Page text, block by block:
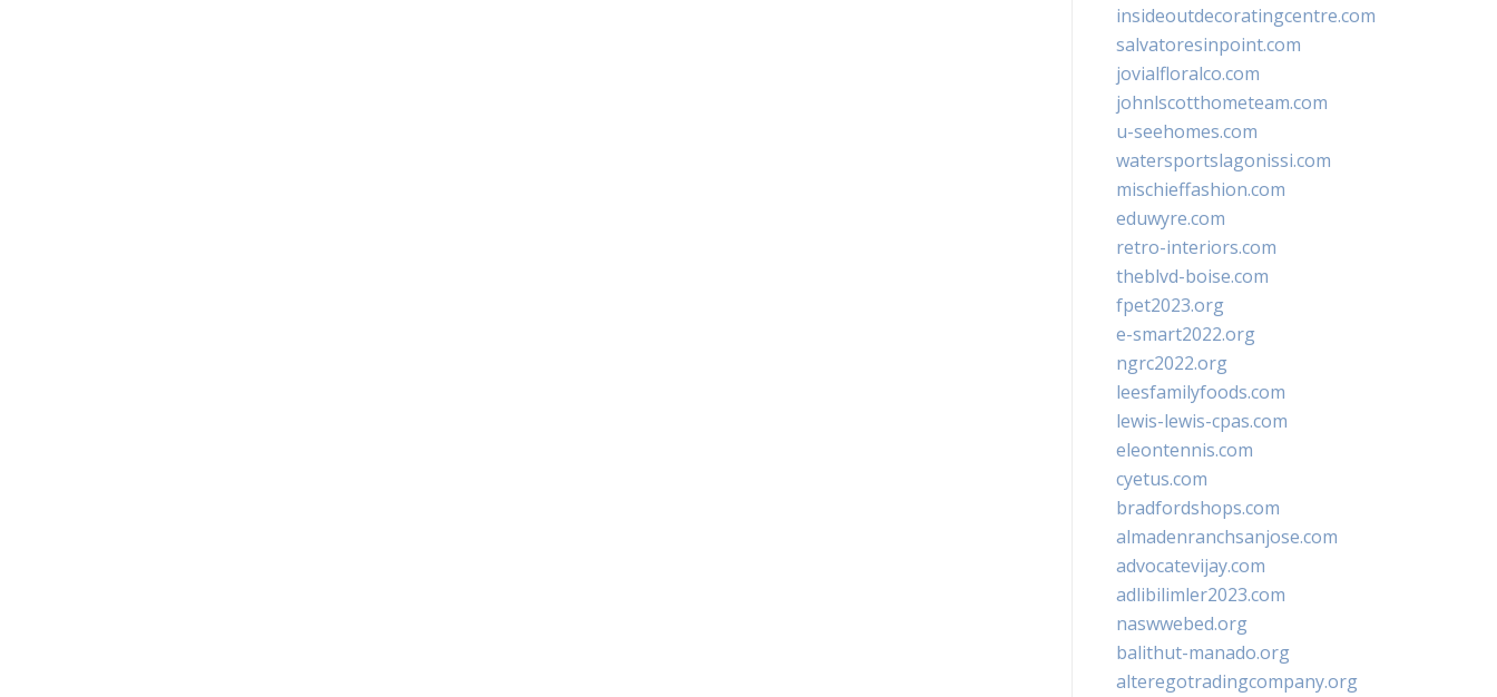
insideoutdecoratingcentre.com
salvatoresinpoint.com
jovialfloralco.com
johnlscotthometeam.com
u-seehomes.com
watersportslagonissi.com
mischieffashion.com
eduwyre.com
retro-interiors.com
theblvd-boise.com
fpet2023.org
e-smart2022.org
ngrc2022.org
leesfamilyfoods.com
lewis-lewis-cpas.com
eleontennis.com
cyetus.com
bradfordshops.com
almadenranchsanjose.com
advocatevijay.com
adlibilimler2023.com
naswwebed.org
balithut-manado.org
alteregotradingcompany.org